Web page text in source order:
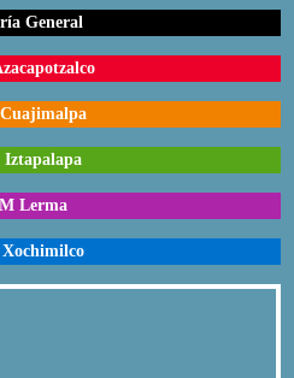
General
Lerma